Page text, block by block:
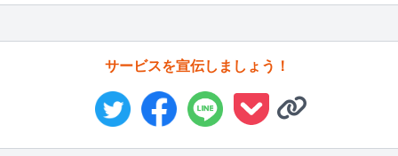
サービスを宣伝しましょう！